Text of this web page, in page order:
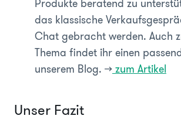
Produkte beratend zu
das klassische
Chat gebracht werden. Auch
Thema findet ihr einen
unserem Blog. >>zum Artikel
Unser Fazit